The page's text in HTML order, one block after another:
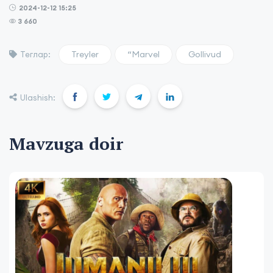
2024-12-12 15:25
3 660
Теглар: Treyler “Marvel Gollivud
Ulashish:
Mavzuga doir